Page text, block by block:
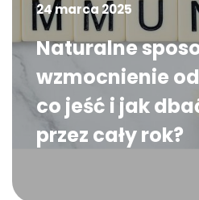
24 marca 2025
Naturalne
wzmocnienie
co jeść i jak
przez cały rok?